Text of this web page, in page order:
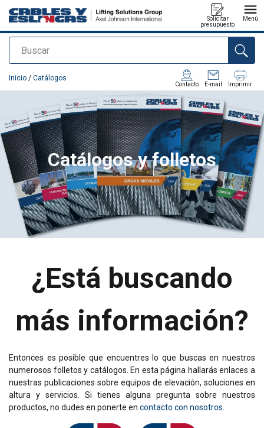
Buscar
Solicitar
presupuesto
Menú
Agregado a su presupuesto
Inicio / Catálogos
Contacto E-mail Imprimir
Catálogos y folletos
¿Está buscando
más información?
Entonces es posible que encuentres lo que buscas en nuestros
numerosos folletos y catálogos. En esta página hallarás enlaces a
nuestras publicaciones sobre equipos de elevación, soluciones en
altura y servicios. Si tienes alguna pregunta sobre nuestros
productos, no dudes en ponerte en contacto con nosotros